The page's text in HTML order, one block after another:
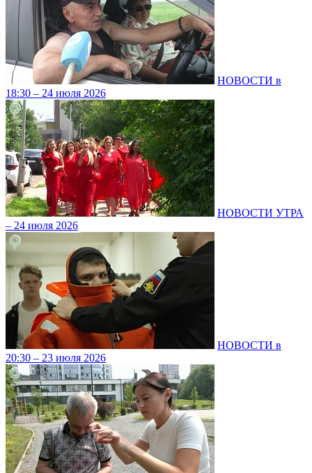
НОВОСТИ в
18:30 – 24 июля 2026
НОВОСТИ УТРА
– 24 июля 2026
НОВОСТИ в
20:30 – 23 июля 2026